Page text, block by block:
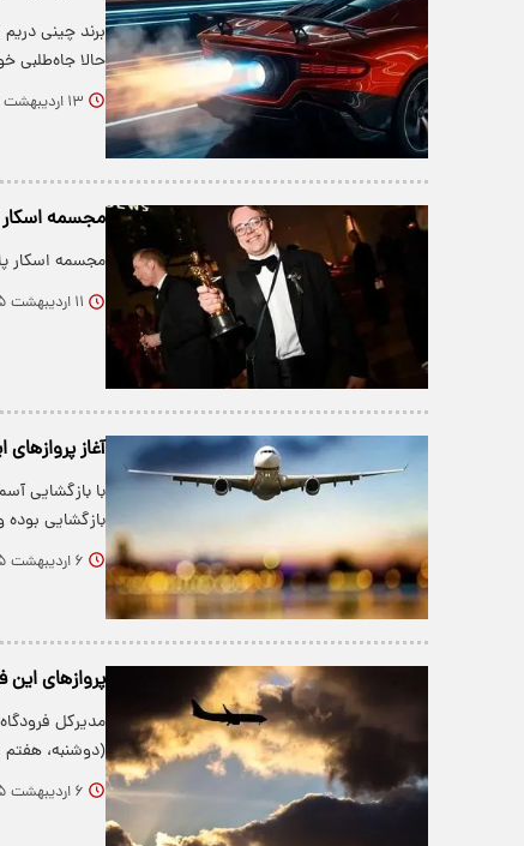
برند چینی
حالا جاه‌طلبی
۱۳ اردیبهشت ۱۴۰۵
مجسمه اسکار
مجسمه اسکار
۱۱ اردیبهشت ۱۴۰۵
آغاز
بازگشایی
۶ اردیبهشت ۱۴۰۵
پروازهای این
مدیرکل
(دوشنبه، هفتم
۶ اردیبهشت ۱۴۰۵